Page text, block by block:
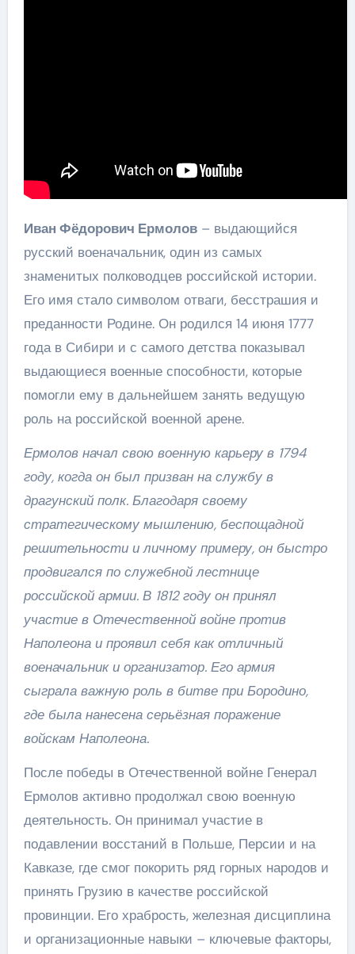
Иван Фёдорович Ермолов– выдающийся
русский военачальник, один из самых
знаменитых полководцев российской истории.
Его имя стало символом отваги, бесстрашия и
преданности Родине. Он родился 14 июня 1777
года в Сибири и с самого детства показывал
выдающиеся военные способности, которые
помогли ему в дальнейшем занять ведущую
роль на российской военной арене.
Ермолов начал свою военную карьеру в 1794
году, когда он был призван на службу в
драгунский полк. Благодаря своему
стратегическому мышлению, беспощадной
решительности и личному примеру, он быстро
продвигался по служебной лестнице
российской армии. В 1812 году он принял
участие в Отечественной войне против
Наполеона и проявил себя как отличный
военачальник и организатор. Его армия
сыграла важную роль в битве при Бородино,
где была нанесена серьёзная поражение
войскам Наполеона.
После победы в Отечественной войне Генерал
Ермолов активно продолжал свою военную
деятельность. Он принимал участие в
подавлении восстаний в Польше, Персии и на
Кавказе, где смог покорить ряд горных народов и
принять Грузию в качестве российской
провинции. Его храбрость, железная дисциплина
и организационные навыки – ключевые факторы,